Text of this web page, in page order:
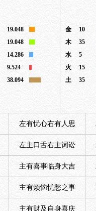
19.048
19.048
14.286
9.524
38.094
金
10
木
35
水
5
火
15
土
35
左有忧心右有人思
左主口舌右主词讼
主有喜事临身大吉
主有烦恼忧愁之事
主有财及自身喜庆